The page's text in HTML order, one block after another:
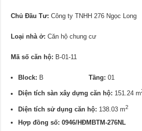
Chủ Đầu Tư: Công ty TNHH 276 Ngọc Long
Loại nhà ở: Căn hộ chung cư
Mã số căn hộ: B-01-11
Block: BTầng:01
Diện tích sàn xây dựng căn hộ: 151.24 m
Diện tích sử dụng căn hộ: 138.03 m2
Hợp đồng số: 0946/HĐMBTM-276NL